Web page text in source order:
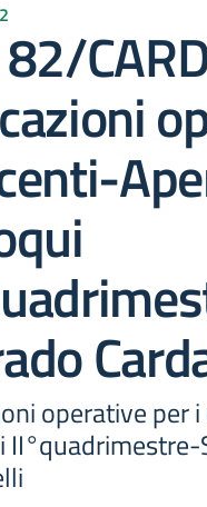
operative per
II°quadrimestre-